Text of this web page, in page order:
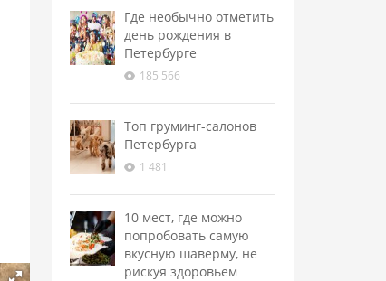
Где необычно отметить
день рождения в
Петербурге
185 566
Топ груминг-салонов
Петербурга
1 481
10 мест, где можно
попробовать самую
вкусную шаверму, не
рискуя здоровьем